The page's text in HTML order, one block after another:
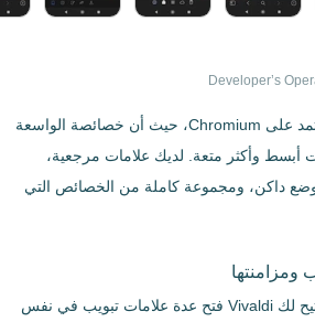
Developer’s
يعتمد على Chromium، حيث أن خصائصة الواسعة
وأكثر متعة. لديك علامات مرجعية،
داكن، ومجموعة كاملة من الخصائص التي
ومزامنتها
مثل المتصفحات الأخرى، يتيح لك Vivaldi فتح عدة علامات تبويب في نفس